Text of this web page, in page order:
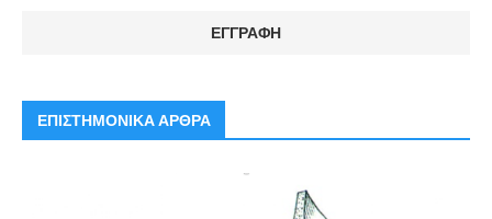
ΕΠΙΣΤΗΜΟΝΙΚΑ ΑΡΘΡΑ